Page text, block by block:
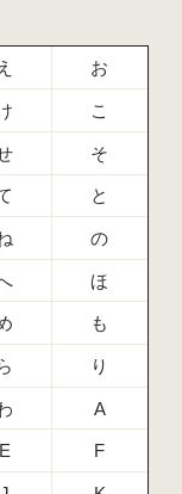
お
こ
そ
と
の
ほ
も
り
A
E F